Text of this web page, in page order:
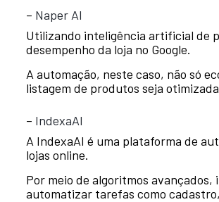
– Naper AI
Utilizando inteligência artificial de
desempenho da loja no Google.
A automação, neste caso, não só
listagem de produtos seja
– IndexaAI
A IndexaAI é uma plataforma de
lojas online.
Por meio de algoritmos
automatizar tarefas como